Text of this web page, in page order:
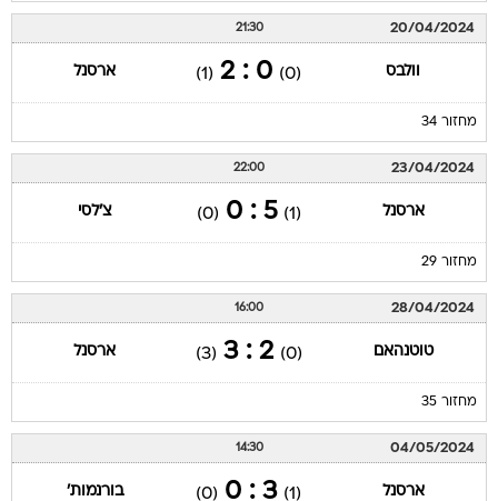
20/04/2024
21:30
וולבס (0)
0 : 2
(1) ארסנל
מחזור 34
23/04/2024
22:00
ארסנל (1)
5 : 0
(0) צ'לסי
מחזור 29
28/04/2024
16:00
טוטנהאם (0)
2 : 3
(3) ארסנל
מחזור 35
04/05/2024
14:30
ארסנל (1)
3 : 0
(0) בורנמות'